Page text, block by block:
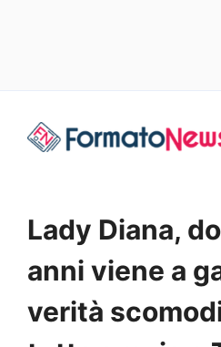
Lady Diana,
anni viene a
verità